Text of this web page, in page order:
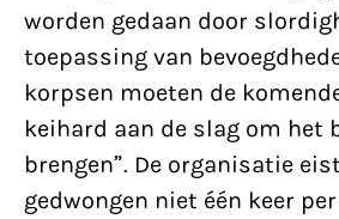
worden gedaan door
toepassing van
korpsen moeten de
keihard aan de slag om het
brengen”. De organisatie
gedwongen niet één keer